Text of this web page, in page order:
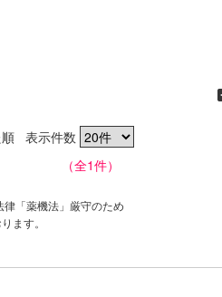
表示件数
（全1件）
「薬機法」厳守のため
ます。